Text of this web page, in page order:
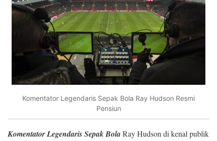
Komentator Legendaris Sepak Bola Ray Hudson Resmi
Pensiun
Komentator Legendaris Sepak BolaRay Hudson di kenal publik